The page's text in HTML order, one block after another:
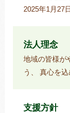
2025年1月27
法人理念
地域の皆様が
う、 真心を込
支援方針